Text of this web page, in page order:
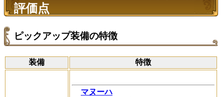
評価点
ピックアップ装備の特徴
装備 特徴
マヌーハ